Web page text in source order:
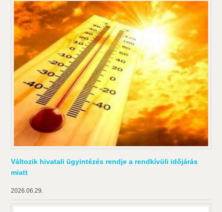
Változik hivatali ügyintézés rendje a rendkívüli időjárás
miatt
2026.06.29.